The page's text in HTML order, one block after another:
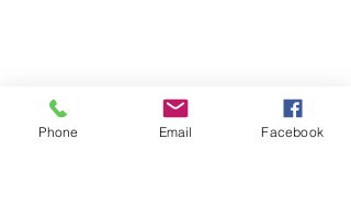
Phone Email Facebook